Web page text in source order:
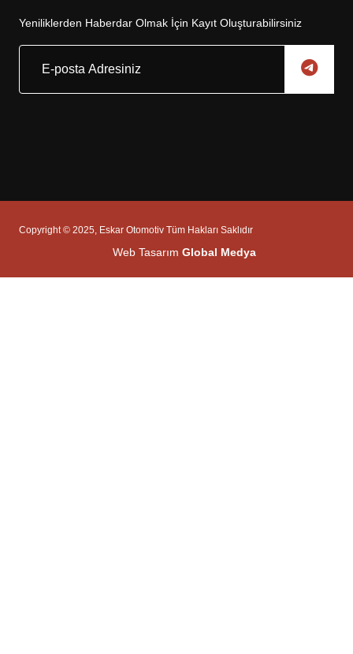
Yeniliklerden Haberdar Olmak İçin Kayıt Oluşturabilirsiniz
Copyright © 2025, Eskar Otomotiv Tüm Hakları Saklıdır
Web Tasarım Global Medya